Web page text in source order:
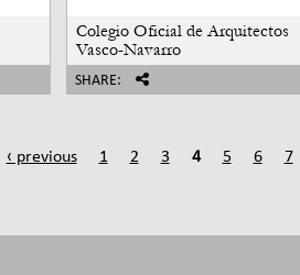
Colegio Oficial de Arquitectos
Vasco-Navarro
SHARE:
‹ previous 1 2 3 4 5 6 7